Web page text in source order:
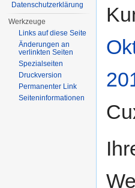
Datenschutzerklärung
Werkzeuge
Links auf diese Seite
Änderungen an
verlinkten Seiten
Spezialseiten
Druckversion
Permanenter Link
Seiten­informationen